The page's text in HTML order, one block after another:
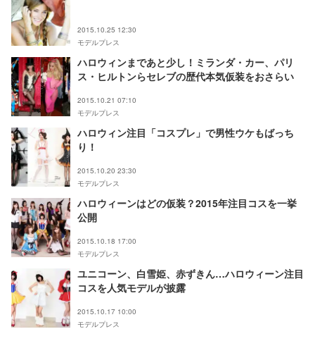
2015.10.25 12:30
モデルプレス
ハロウィンまであと少し！ミランダ・カー、パリ
ス・ヒルトンらセレブの歴代本気仮装をおさらい
2015.10.21 07:10
モデルプレス
ハロウィン注目「コスプレ」で男性ウケもばっち
り！
2015.10.20 23:30
モデルプレス
ハロウィーンはどの仮装？2015年注目コスを一挙
公開
2015.10.18 17:00
モデルプレス
ユニコーン、白雪姫、赤ずきん…ハロウィーン注目
コスを人気モデルが披露
2015.10.17 10:00
モデルプレス